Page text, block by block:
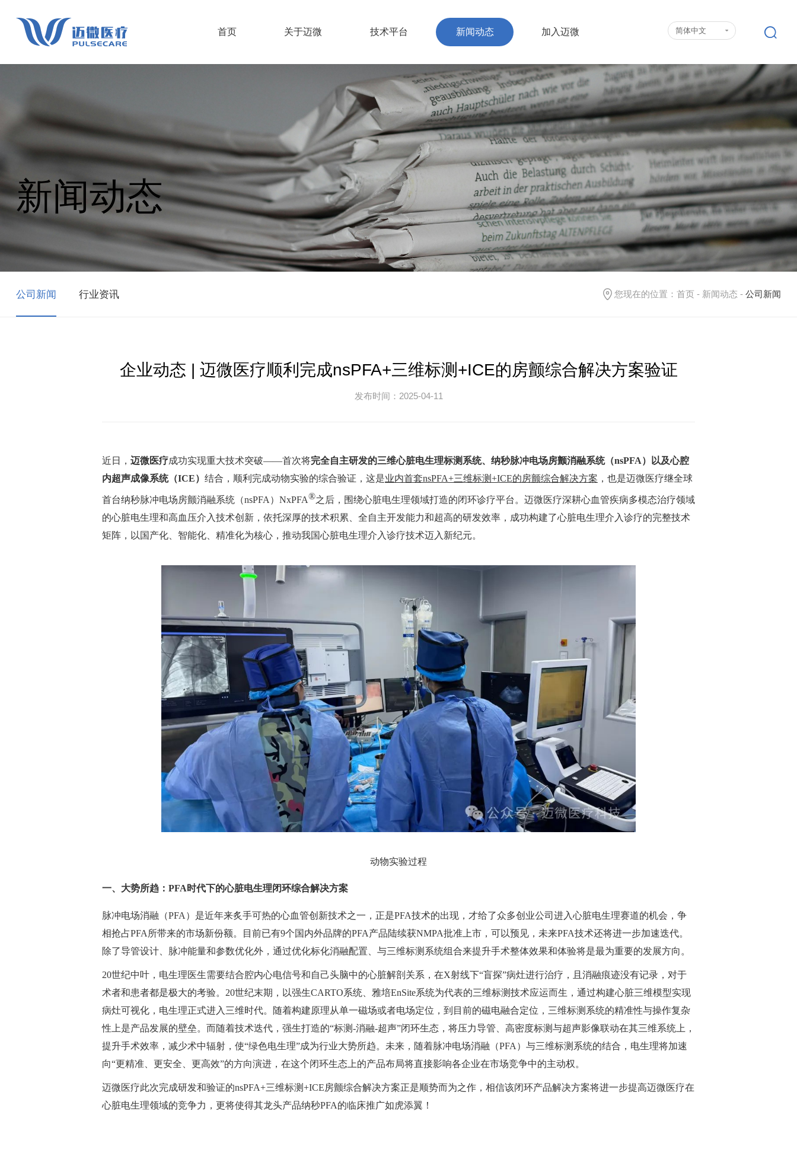
简体中文
首页 关于迈微 技术平台 新闻动态 加入迈微
新闻动态
您现在的位置：首页 - 新闻动态 -公司新闻
公司新闻 行业资讯
企业动态 | 迈微医疗顺利完成nsPFA+三维标测+ICE的房颤综合解决方案验证
发布时间：2025-04-11
近日， 迈微医疗成功实现重大技术突破——首次将完全自主研发的三维心脏电生理标测系统、纳秒脉冲电场房颤消融系统（nsPFA）以及心腔
内超声成像系统（ICE） 结合，顺利完成动物实验的综合验证，这是业内首套nsPFA+三维标测+ICE的房颤综合解决方案 ，也是迈微医疗继全球
首台纳秒脉冲电场房颤消融系统（nsPFA）NxPFA®之后，围绕心脏电生理领域打造的闭环诊疗平台。迈微医疗深耕心血管疾病多模态治疗领域
的心脏电生理和高血压介入技术创新，依托深厚的技术积累、全自主开发能力和超高的研发效率，成功构建了心脏电生理介入诊疗的完整技术
矩阵，以国产化、智能化、精准化为核心，推动我国心脏电生理介入诊疗技术迈入新纪元。
动物实验过程
一、大势所趋：PFA时代下的心脏电生理闭环综合解决方案
脉冲电场消融（PFA）是近年来炙手可热的心血管创新技术之一，正是PFA技术的出现，才给了众多创业公司进入心脏电生理赛道的机会，争
相抢占PFA所带来的市场新份额。目前已有9个国内外品牌的PFA产品陆续获NMPA批准上市，可以预见，未来PFA技术还将进一步加速迭代。
除了导管设计、脉冲能量和参数优化外，通过优化标化消融配置、与三维标测系统组合来提升手术整体效果和体验将是最为重要的发展方向。
20世纪中叶，电生理医生需要结合腔内心电信号和自己头脑中的心脏解剖关系，在X射线下“盲探”病灶进行治疗，且消融痕迹没有记录，对于
术者和患者都是极大的考验。20世纪末期，以强生CARTO系统、雅培EnSite系统为代表的三维标测技术应运而生，通过构建心脏三维模型实现
病灶可视化，电生理正式进入三维时代。随着构建原理从单一磁场或者电场定位，到目前的磁电融合定位，三维标测系统的精准性与操作复杂
性上是产品发展的壁垒。而随着技术迭代，强生打造的“标测-消融-超声”闭环生态，将压力导管、高密度标测与超声影像联动在其三维系统上，
提升手术效率，减少术中辐射，使“绿色电生理”成为行业大势所趋。未来，随着脉冲电场消融（PFA）与三维标测系统的结合，电生理将加速
向“更精准、更安全、更高效”的方向演进，在这个闭环生态上的产品布局将直接影响各企业在市场竞争中的主动权。
迈微医疗此次完成研发和验证的nsPFA+三维标测+ICE房颤综合解决方案正是顺势而为之作，相信该闭环产品解决方案将进一步提高迈微医疗在
心脏电生理领域的竞争力，更将使得其龙头产品纳秒PFA的临床推广如虎添翼！